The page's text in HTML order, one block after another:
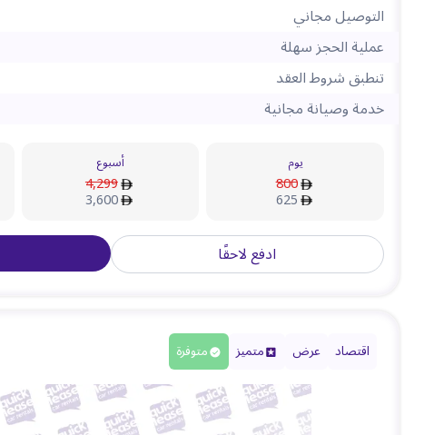
التوصيل مجاني
عملية الحجز سهلة
تنطبق شروط العقد
خدمة وصيانة مجانية
يوم
800
625
أسبوع
4,299
3,600
ادفع لاحقًا
اقتصاد عرض متميز متوفرة